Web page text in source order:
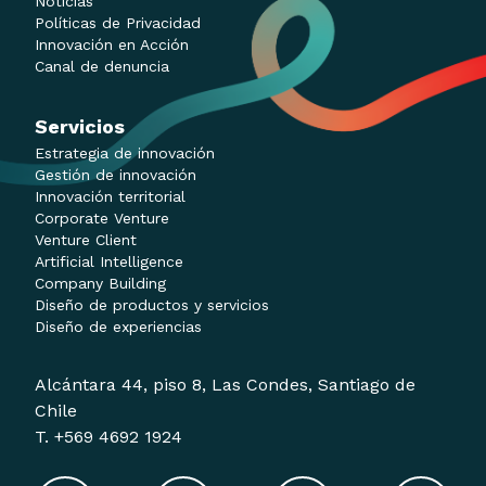
Políticas de Privacidad
Innovación en Acción
Canal de denuncia
Servicios
Estrategia de innovación
Gestión de innovación
Innovación territorial
Corporate Venture
Venture Client
Artificial Intelligence
Company Building
Diseño de productos y servicios
Diseño de experiencias
Alcántara 44, piso 8, Las Condes, Santiago de
Chile
T. +569 4692 1924